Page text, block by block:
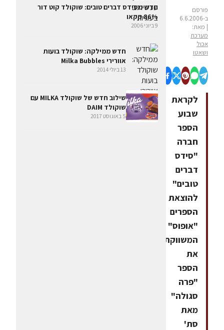
פורסם
ב-6.6.2006
| מאת:
מערכת
אכול
ושאטו
לקראת
שבוע
הספר
חברה
"סידס
דברים
טובים"
להוצאת
הספרים
"אופוס"
המשווקת
את
הספר
"פרה
סגולה"
מאת
סת'
חדש מסידס דברים טובים: שוקולד קוט דור
86% קקאו
9 ביוני 2006
חדש ממילקה: שוקולד בועות
אוורירי Milka Bubbles
13 ביולי 2014
שילוב חדש של שוקולד MILKA עם
שוקולד DAIM
5 באוגוסט 2017